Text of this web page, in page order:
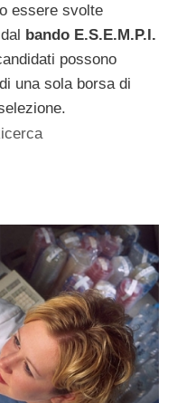
essere svolte
bando E.S.E.M.P.I.
possono
una sola borsa di